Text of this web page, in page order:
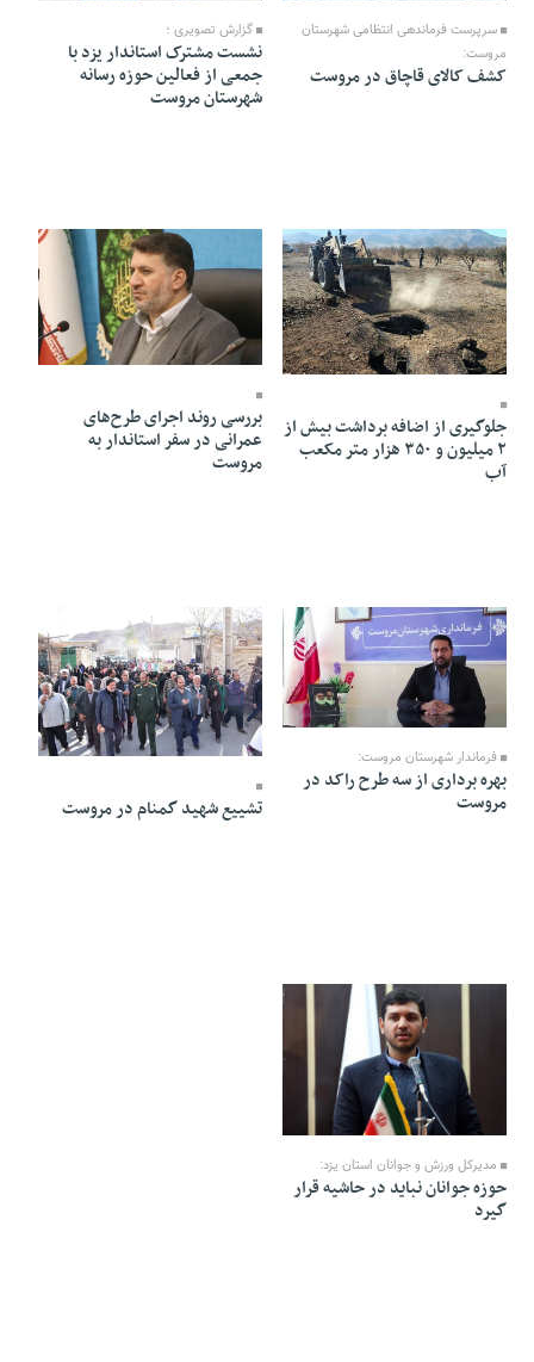
سرپرست فرماندهی انتظامی شهرستان
مروست:
کشف کالای قاچاق در مروست
گزارش تصویری ؛
نشست مشترک استاندار یزد با
جمعی از فعالین حوزه رسانه
شهرستان مروست
07 Farvardin 1403 - 16:18
جلوگیری از اضافه برداشت بیش از
۲ میلیون و ۳۵۰ هزار متر مکعب
آب
03 Bahman 1402 - 11:51
بررسی روند اجرای طرح‌های
عمرانی در سفر استاندار به
مروست
01 Bahman 1402 - 17:19
فرماندار شهرستان مروست:
بهره برداری از سه طرح راکد در
مروست
22 Azar 1402 - 13:41
تشییع شهید گمنام در مروست
29 Aban 1402 - 20:45
مدیرکل ورزش و جوانان استان یزد:
حوزه جوانان نباید در حاشیه قرار
گیرد